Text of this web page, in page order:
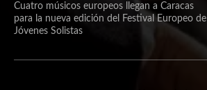
Cuatro músicos europeos llegan a Caracas
para la nueva edición del Festival Europeo de
Jóvenes Solistas